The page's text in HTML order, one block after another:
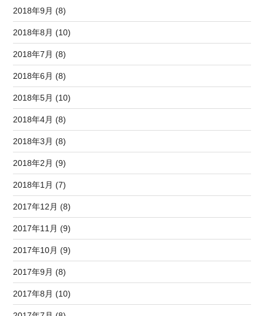
2018年9月 (8)
2018年8月 (10)
2018年7月 (8)
2018年6月 (8)
2018年5月 (10)
2018年4月 (8)
2018年3月 (8)
2018年2月 (9)
2018年1月 (7)
2017年12月 (8)
2017年11月 (9)
2017年10月 (9)
2017年9月 (8)
2017年8月 (10)